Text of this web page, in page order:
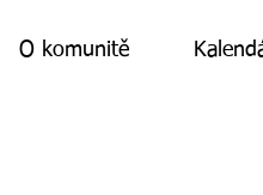
O komunitě